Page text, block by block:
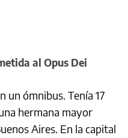
al Opus Dei
un ómnibus. Tenía 17
hermana mayor
Aires. En la capital